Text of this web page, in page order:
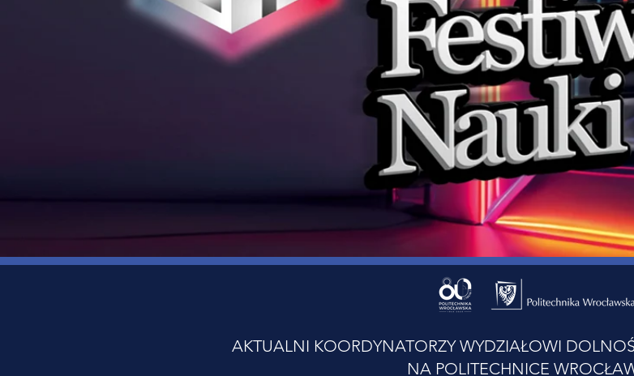
AKTUALNI KOORDYNATORZY WYDZIAŁOWI
NA POLITECHNICE